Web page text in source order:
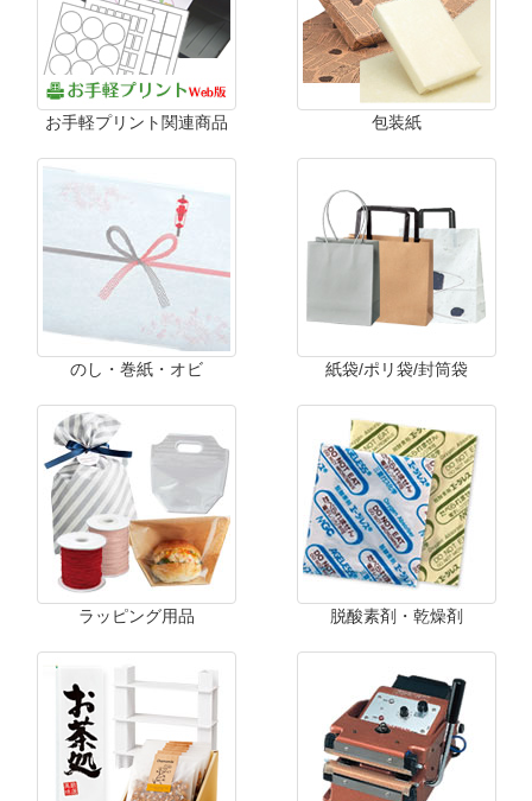
お手軽プリント関連商品 包装紙
のし・巻紙・オビ 紙袋/ポリ袋/封筒袋
ラッピング用品 脱酸素剤・乾燥剤